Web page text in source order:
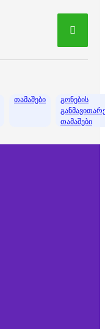
თამაშები
გონების
თამაშები